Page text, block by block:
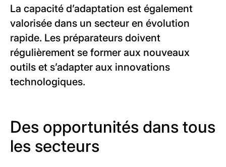
La capacité d’adaptation est également
valorisée dans un secteur en évolution
rapide. Les préparateurs doivent
régulièrement se former aux nouveaux
outils et s’adapter aux innovations
technologiques.
Des opportunités dans tous
les secteurs